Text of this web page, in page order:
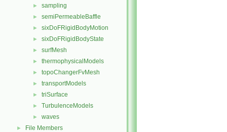
► sampling
► semiPermeableBaffle
► sixDoFRigidBodyMotion
► sixDoFRigidBodyState
► surfMesh
► thermophysicalModels
► topoChangerFvMesh
► transportModels
► triSurface
► TurbulenceModels
► waves
► File Members